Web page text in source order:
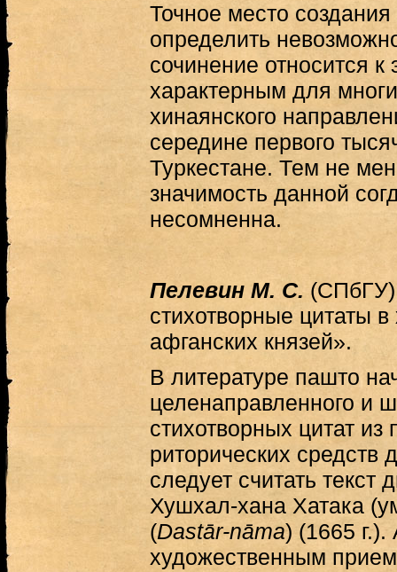
Точное место создания
определить
сочинение относится к
характерным для
хинаянского
середине первого
Туркестане. Тем не
значимость данной
несомненна.
Пелевин М. С.
стихотворные цитаты
афганских князей».
В литературе пашто
целенаправленного и
стихотворных цитат из
риторических
следует считать текст
Хушхал-хана Хатака
(Dastār-nāma) (1665
художественным